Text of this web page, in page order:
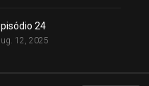
24
12, 2025